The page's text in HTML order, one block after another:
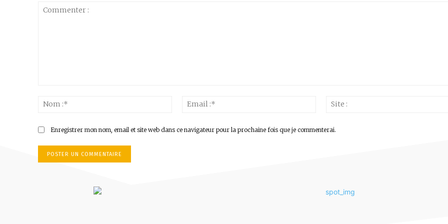
Email
Enregistrer mon nom, email et site web dans ce navigateur pour la prochaine fois que je commenterai.